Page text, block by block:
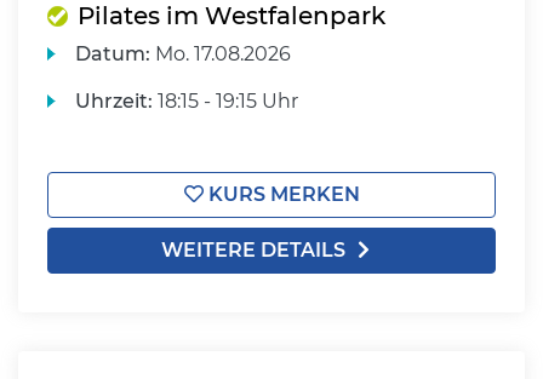
Pilates im Westfalenpark
Datum: Mo. 17.08.2026
Uhrzeit: 18:15 - 19:15 Uhr
KURS MERKEN
WEITERE DETAILS